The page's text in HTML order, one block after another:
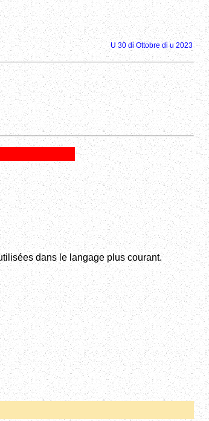
U 30 di Ottobre di u 2023
dans le langage plus courant.